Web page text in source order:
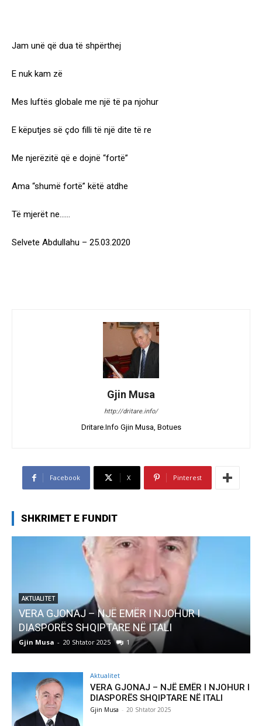
Jam unë që dua të shpërthej
E nuk kam zë
Mes luftës globale me një të pa njohur
E këputjes së çdo filli të një dite të re
Me njerëzitë që e dojnë “fortë”
Ama “shumë fortë” këtë atdhe
Të mjerët ne……
Selvete Abdullahu – 25.03.2020
Gjin Musa
http://dritare.info/
Dritare.Info Gjin Musa, Botues
Facebook X Pinterest
SHKRIMET E FUNDIT
AKTUALITET
Pregaditi Gjin Musa-Rome- Shtator 2025
Gjin Musa - 8 Shtator 2025
Aktualitet
VERA GJONAJ – NJË EMËR I NJOHUR I
DIASPORËS SHQIPTARE NË ITALI
Gjin Musa - 20 Shtator 2025